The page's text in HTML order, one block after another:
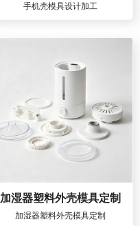
手机壳模具设计加工
加湿器塑料外壳模具定制
加湿器塑料外壳模具定制